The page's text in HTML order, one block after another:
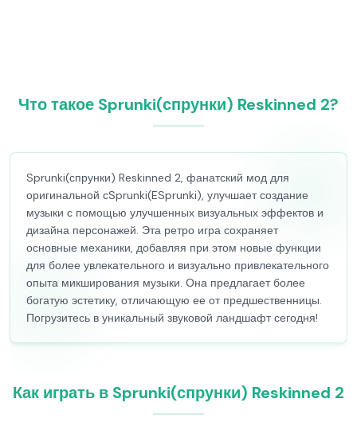
Что такое Sprunki(спрунки) Reskinned 2?
Sprunki(спрунки) Reskinned 2, фанатский мод для
оригинальной сSprunki(ESprunki), улучшает создание
музыки с помощью улучшенных визуальных эффектов и
дизайна персонажей. Эта ретро игра сохраняет
основные механики, добавляя при этом новые функции
для более увлекательного и визуально привлекательного
опыта микширования музыки. Она предлагает более
богатую эстетику, отличающую ее от предшественницы.
Погрузитесь в уникальный звуковой ландшафт сегодня!
Как играть в Sprunki(спрунки) Reskinned 2